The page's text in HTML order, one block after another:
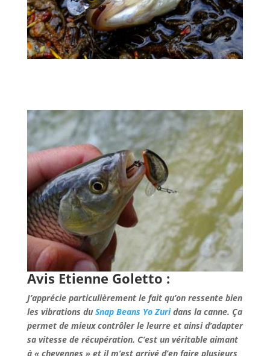
Avis Etienne Goletto :
J’apprécie particulièrement le fait qu’on ressente bien
les vibrations du Snap Beans Yo Zuridans la canne. Ça
permet de mieux contrôler le leurre et ainsi d’adapter
sa vitesse de récupération. C’est un véritable aimant
à « cheyennes » et il m’est arrivé d’en faire plusieurs